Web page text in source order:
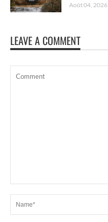
Août 04, 2026
LEAVE A COMMENT